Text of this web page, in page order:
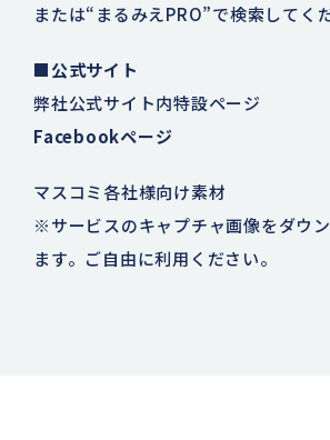
または“まるみえPRO”で検索してく
■公式サイト
弊社公式サイト内特設ページ
Facebookページ
マスコミ各社様向け素材
※サービスのキャプチャ画像をダウ
ます。ご自由に利用ください。